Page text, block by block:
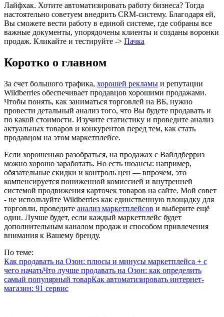
Лайфхак. Хотите автоматизировать работу бизнеса? Тогда
настоятельно советуем внедрить CRM-систему. Благодаря ей,
Вы сможете вести работу в единой системе, где собраны все
важные документы, упорядочены клиенты и созданы воронки
продаж. Кликайте и тестируйте -> Пачка
Коротко о главном
За счет большого трафика, хорошей рекламы и репутации
Wildberries обеспечивает продавцов хорошими продажами.
Чтобы понять, как заниматься торговлей на ВБ, нужно
провести детальный анализ того, что Вы будете продавать и
по какой стоимости. Изучите статистику и проведите анализ
актуальных товаров и конкурентов перед тем, как стать
продавцом на этом маркетплейсе.
Если хорошенько разобраться, на продажах с Вайлдберриз
можно хорошо заработать. Но есть нюансы: например,
обязательные скидки и контроль цен — впрочем, это
компенсируется пониженной комиссией и внутренней
системой продвижения карточек товаров на сайте. Мой совет
- не используйте Wildberries как единственную площадку для
торговли, проведите анализ маркетплейсов и выберите ещё
один. Лучше будет, если каждый маркетплейс будет
дополнительным каналом продаж и способом привлечения
внимания к Вашему бренду.
По теме:
Как продавать на Озон: плюсы и минусы маркетплейса + с
чего начатьЧто лучше продавать на Озон: как определить
самый популярный товарКак автоматизировать интернет-
магазин: 91 сервис